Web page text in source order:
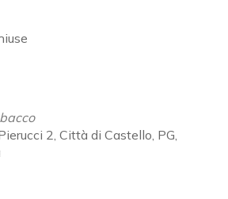
2, Città di Castello, PG,